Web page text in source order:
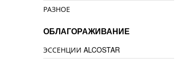
РАЗНОЕ
ОБЛАГОРАЖИВАНИЕ
ЭССЕНЦИИ ALCOSTAR